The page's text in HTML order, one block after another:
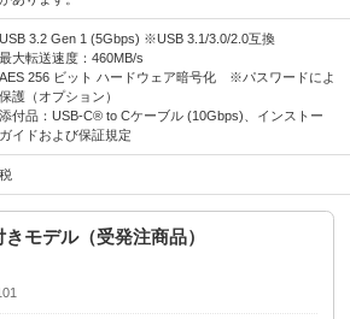
USB 3.2 Gen 1 (5Gbps) ※USB 3.1/3.0/2.0互換
最大転送速度：460MB/s
AES 256 ビット ハードウェア暗号化 ※パスワードによ
護（オプション）
添付品：USB-C® to Cケーブル (10Gbps)、インストー
イドおよび保証規定
モデル（受発注商品）